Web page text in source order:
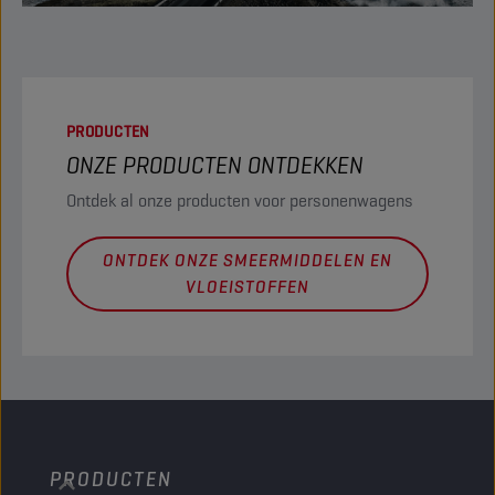
PRODUCTEN
ONZE PRODUCTEN ONTDEKKEN
Ontdek al onze producten voor personenwagens
ONTDEK ONZE SMEERMIDDELEN EN
VLOEISTOFFEN
PRODUCTEN